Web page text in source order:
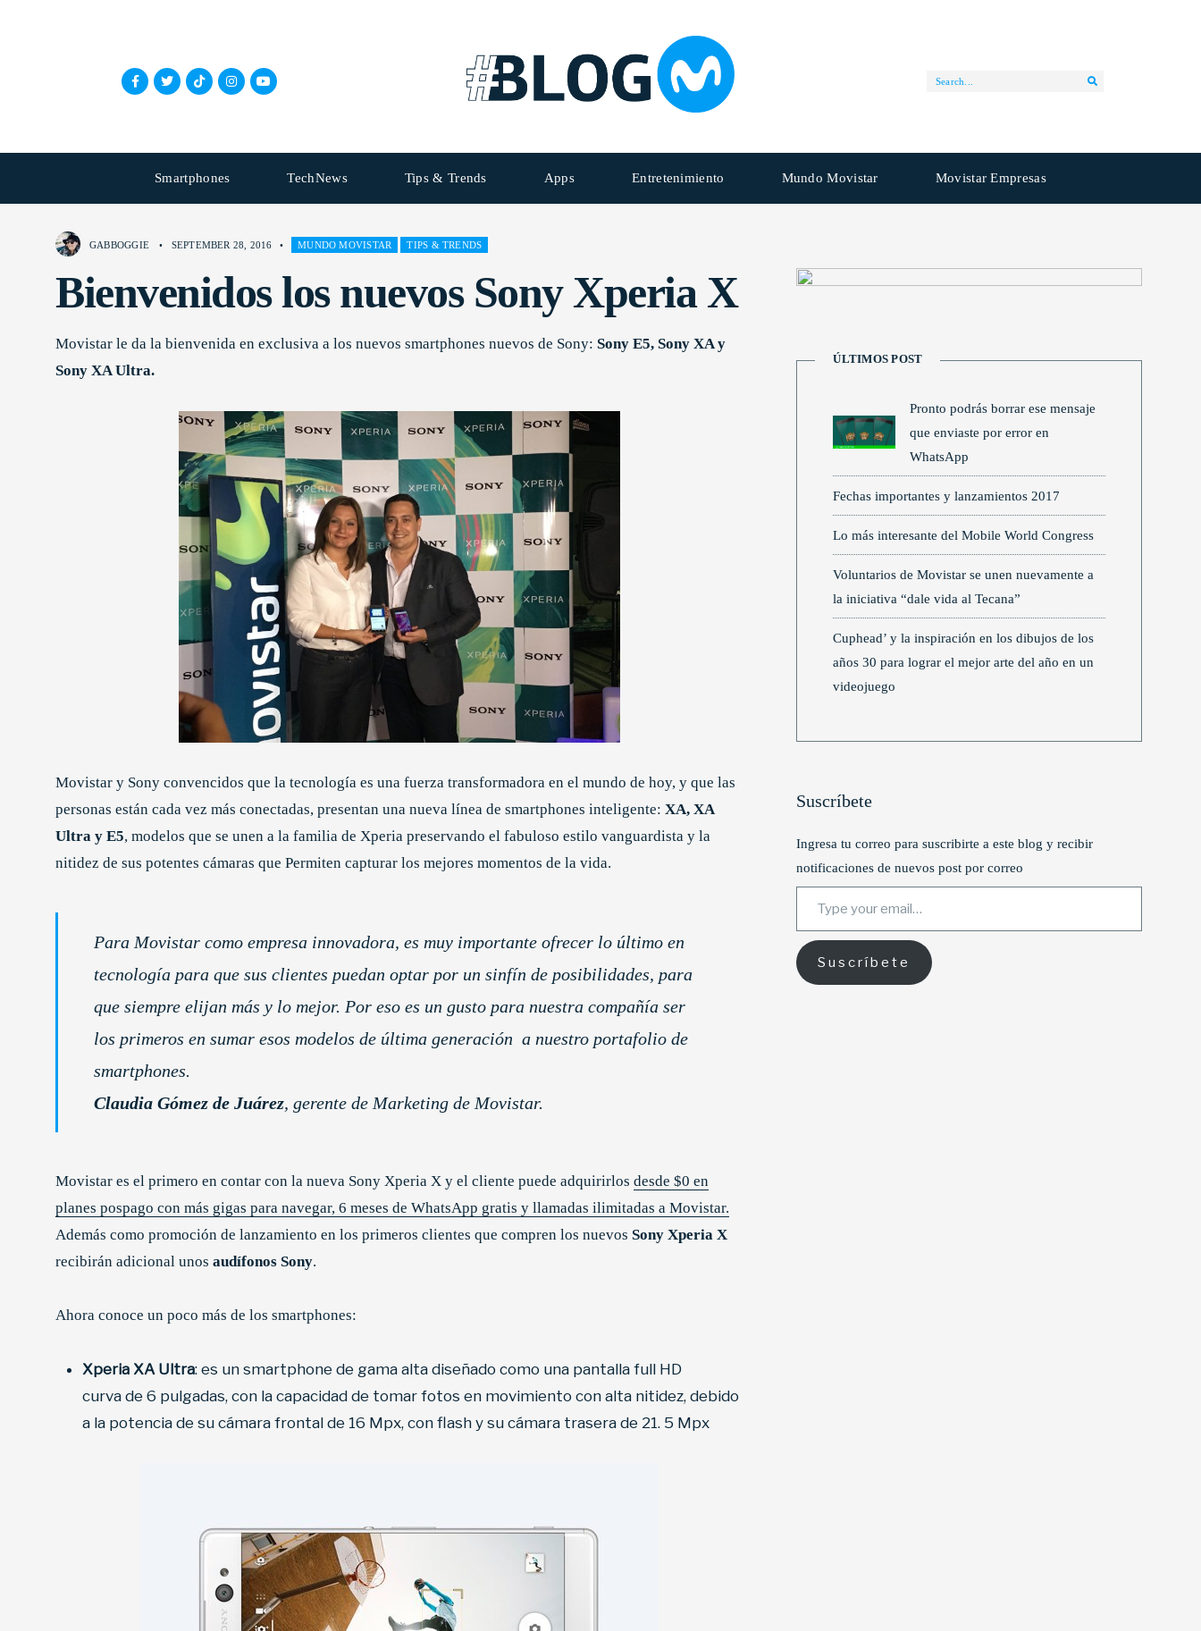
Smartphones TechNews Tips & Trends Apps Entretenimiento Mundo Movistar Movistar Empresas
GABBOGGIE • SEPTEMBER 28, 2016 • MUNDO MOVISTAR TIPS & TRENDS
Bienvenidos los nuevos Sony Xperia X
Movistar le da la bienvenida en exclusiva a los nuevos smartphones nuevos de Sony: Sony E5, Sony XA y
Sony XA Ultra.
Movistar y Sony convencidos que la tecnología es una fuerza transformadora en el mundo de hoy, y que las
personas están cada vez más conectadas, presentan una nueva línea de smartphones inteligente: XA, XA
Ultra y E5, modelos que se unen a la familia de Xperia preservando el fabuloso estilo vanguardista y la
nitidez de sus potentes cámaras que Permiten capturar los mejores momentos de la vida.
Para Movistar como empresa innovadora, es muy importante ofrecer lo último en
tecnología para que sus clientes puedan optar por un sinfín de posibilidades, para
que siempre elijan más y lo mejor. Por eso es un gusto para nuestra compañía ser
los primeros en sumar esos modelos de última generación a nuestro portafolio de
smartphones.
Claudia Gómez de Juárez, gerente de Marketing de Movistar.
Movistar es el primero en contar con la nueva Sony Xperia X y el cliente puede adquirirlos desde $0 en
planes pospago con más gigas para navegar, 6 meses de WhatsApp gratis y llamadas ilimitadas a Movistar.
Además como promoción de lanzamiento en los primeros clientes que compren los nuevos Sony Xperia X
recibirán adicional unos audífonos Sony.
Ahora conoce un poco más de los smartphones:
Xperia XA Ultra: es un smartphone de gama alta diseñado como una pantalla full HD
curva de 6 pulgadas, con la capacidad de tomar fotos en movimiento con alta nitidez, debido
a la potencia de su cámara frontal de 16 Mpx, con flash y su cámara trasera de 21. 5 Mpx
ÚLTIMOS POST
Pronto podrás borrar ese mensaje
que enviaste por error en
WhatsApp
Fechas importantes y lanzamientos 2017
Lo más interesante del Mobile World Congress
Voluntarios de Movistar se unen nuevamente a
la iniciativa “dale vida al Tecana”
Cuphead’ y la inspiración en los dibujos de los
años 30 para lograr el mejor arte del año en un
videojuego
Suscríbete
Ingresa tu correo para suscribirte a este blog y recibir
notificaciones de nuevos post por correo
Type your email…
Suscríbete